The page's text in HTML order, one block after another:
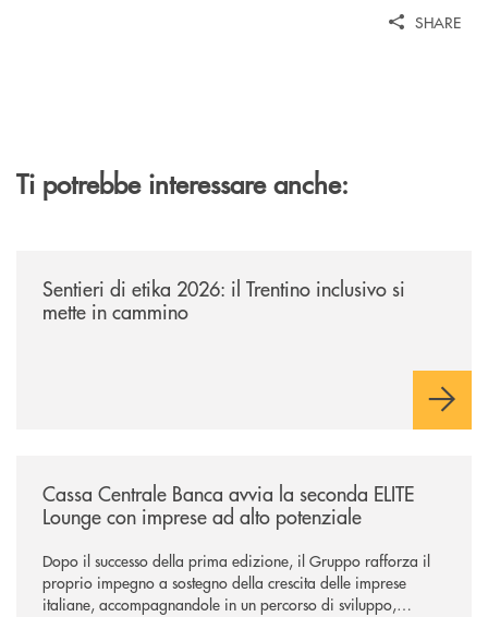
SHARE
Ti potrebbe interessare anche:
Sentieri di etika 2026: il Trentino inclusivo si
mette in cammino
Cassa Centrale Banca avvia la seconda ELITE
Lounge con imprese ad alto potenziale
Dopo il successo della prima edizione, il Gruppo rafforza il
proprio impegno a sostegno della crescita delle imprese
italiane, accompagnandole in un percorso di sviluppo,